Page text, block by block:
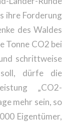
ihre Forderung
des Waldes
Tonne CO2 bei
schrittweise
dürfe die
„CO2-
mehr sein, so
Eigentümer,